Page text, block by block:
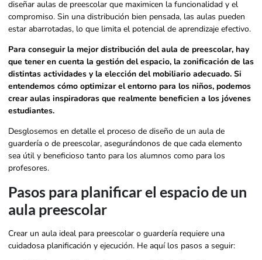
diseñar aulas de preescolar que maximicen la funcionalidad y el
compromiso. Sin una distribución bien pensada, las aulas pueden
estar abarrotadas, lo que limita el potencial de aprendizaje efectivo.
Para conseguir la mejor distribución del aula de preescolar, hay
que tener en cuenta la gestión del espacio, la zonificación de las
distintas actividades y la elección del mobiliario adecuado. Si
entendemos cómo optimizar el entorno para los niños, podemos
crear aulas inspiradoras que realmente beneficien a los jóvenes
estudiantes.
Desglosemos en detalle el proceso de diseño de un aula de
guardería o de preescolar, asegurándonos de que cada elemento
sea útil y beneficioso tanto para los alumnos como para los
profesores.
Pasos para planificar el espacio de un
aula preescolar
Crear un aula ideal para preescolar o guardería requiere una
cuidadosa planificación y ejecución. He aquí los pasos a seguir: